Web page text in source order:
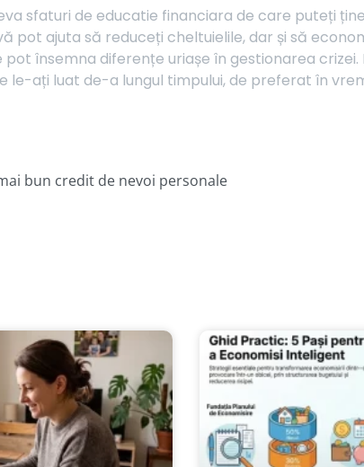
sfaturi de educatie financiara de care puteți
pot ajuta să reduceți cheltuielile, dar și să
însemna diferențe uriașe în gestionarea
le-ați luat de-a lungul timpului, de preferat în
bun credit de nevoi personale